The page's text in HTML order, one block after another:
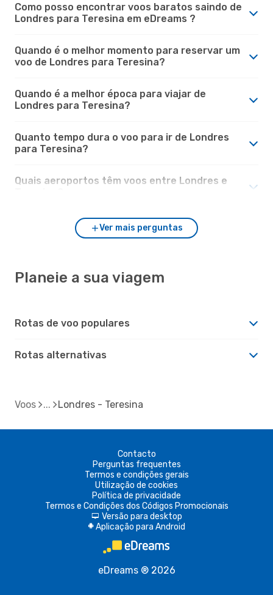
Como posso encontrar voos baratos saindo de
Londres para Teresina em eDreams ?
Quando é o melhor momento para reservar um
voo de Londres para Teresina?
Quando é a melhor época para viajar de
Londres para Teresina?
Quanto tempo dura o voo para ir de Londres
para Teresina?
Quais aeroportos têm voos entre Londres e
Ver mais perguntas
Planeie a sua viagem
Rotas de voo populares
Rotas alternativas
Voos Londres - Teresina
Contacto
Perguntas frequentes
Termos e condições gerais
Utilização de cookies
Política de privacidade
Termos e Condições dos Códigos Promocionais
d Versão para desktop
A Aplicação para Android
eDreams ® 2026